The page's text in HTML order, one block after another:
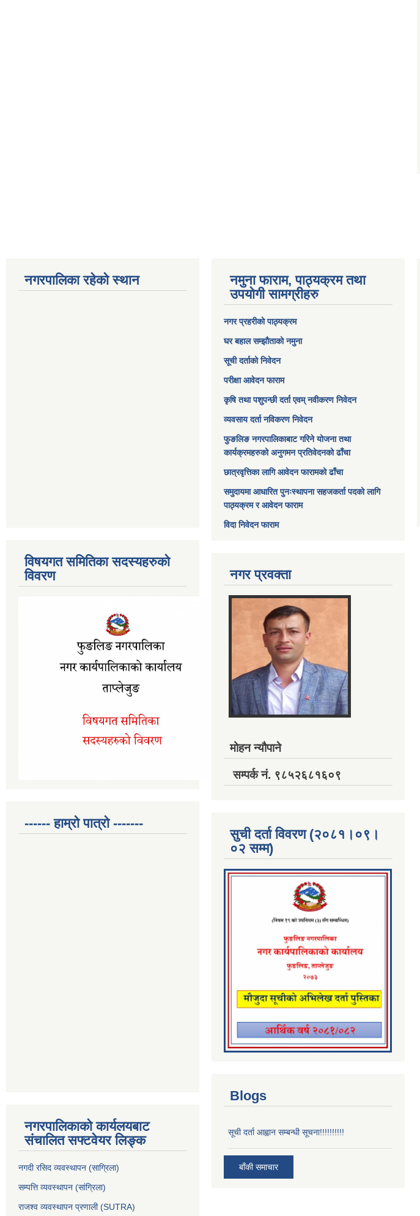
नगरपालिका रहेको स्थान
विषयगत समितिका सदस्यहरुको
विवरण
------ हाम्रो पात्रो -------
नगरपालिकाको कार्यलयबाट
संचालित सफ्टवेयर लिङ्क
नगदी रसिद व्यवस्थापन (साग्रिला)
सम्पत्ति व्यवस्थापन (सांग्रिला)
राजश्व व्यवस्थापन प्रणाली (SUTRA)
नमुना फाराम, पाठ्यक्रम तथा
उपयोगी सामग्रीहरु
नगर प्रहरीको पाठ्यक्रम
घर बहाल सम्झौताको नमुना
सूची दर्ताको निवेदन
परीक्षा आवेदन फाराम
कृषि तथा पशुपन्छी दर्ता एवम् नवीकरण निवेदन
व्यवसाय दर्ता नविकरण निवेदन
फुङलिङ नगरपालिकाबाट गरिने योजना तथा
कार्यक्रमहरुको अनुगमन प्रतिवेदनको ढाँचा
छात्रवृत्तिका लागि आवेदन फारामको ढाँचा
समुदायमा आधारित पुनःस्थापना सहजकर्ता पदको लागि
पाठ्यक्रम र आवेदन फाराम
विदा निवेदन फाराम
नगर प्रवक्ता
मोहन न्यौपाने
सम्पर्क नं. ९८५२६८१६०९
सुची दर्ता विवरण (२०८१।०९।
०२ सम्म)
Blogs
सूची दर्ता आह्वान सम्बन्धी सूचना!!!!!!!!!!
बाँकी समाचार